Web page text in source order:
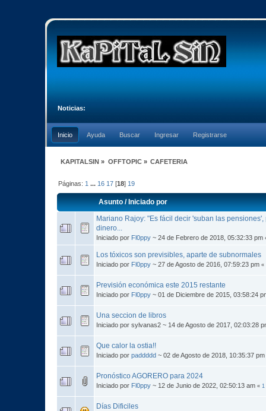
Noticias:
Inicio Ayuda Buscar Ingresar Registrarse
KAPITALSIN » OFFTOPIC» CAFETERIA
Páginas: 1 ... 16 17 [18] 19
Asunto/Iniciado por
Mariano Rajoy: "Es fácil decir 'suban las pensiones',
dinero...
Iniciado por Fl0ppy ~ 24 de Febrero de 2018, 05:32:33 pm
Los tóxicos son previsibles, aparte de subnormales
Iniciado por Fl0ppy ~ 27 de Agosto de 2016, 07:59:23 pm «
Previsión económica este 2015 restante
Iniciado por Fl0ppy ~ 01 de Diciembre de 2015, 03:58:24
Una seccion de libros
Iniciado por sylvanas2 ~ 14 de Agosto de 2017, 02:03:28
Que calor la ostia!!
Iniciado por paddddd ~ 02 de Agosto de 2018, 10:35:37 pm
Pronóstico AGORERO para 2024
Iniciado por Fl0ppy ~ 12 de Junio de 2022, 02:50:13 am « 1
Días Dificiles